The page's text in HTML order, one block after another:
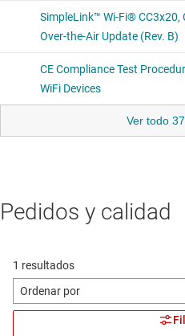
Ver todo 37
Pedidos y calidad